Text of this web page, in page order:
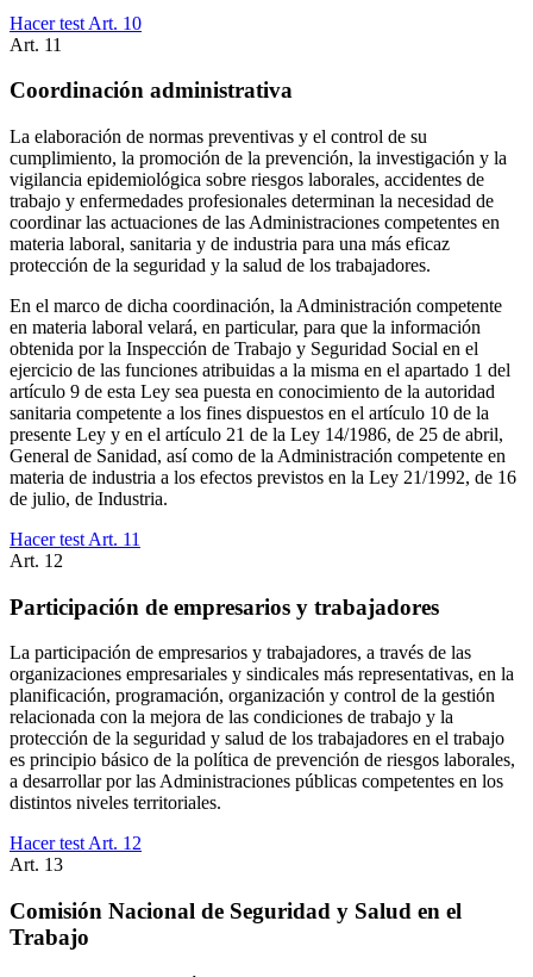
Hacer test Art. 10
Art. 11
Coordinación administrativa
La elaboración de normas preventivas y el control de su
cumplimiento, la promoción de la prevención, la investigación y la
vigilancia epidemiológica sobre riesgos laborales, accidentes de
trabajo y enfermedades profesionales determinan la necesidad de
coordinar las actuaciones de las Administraciones competentes en
materia laboral, sanitaria y de industria para una más eficaz
protección de la seguridad y la salud de los trabajadores.
En el marco de dicha coordinación, la Administración competente
en materia laboral velará, en particular, para que la información
obtenida por la Inspección de Trabajo y Seguridad Social en el
ejercicio de las funciones atribuidas a la misma en el apartado 1 del
artículo 9 de esta Ley sea puesta en conocimiento de la autoridad
sanitaria competente a los fines dispuestos en el artículo 10 de la
presente Ley y en el artículo 21 de la Ley 14/1986, de 25 de abril,
General de Sanidad, así como de la Administración competente en
materia de industria a los efectos previstos en la Ley 21/1992, de 16
de julio, de Industria.
Hacer test Art. 11
Art. 12
Participación de empresarios y trabajadores
La participación de empresarios y trabajadores, a través de las
organizaciones empresariales y sindicales más representativas, en la
planificación, programación, organización y control de la gestión
relacionada con la mejora de las condiciones de trabajo y la
protección de la seguridad y salud de los trabajadores en el trabajo
es principio básico de la política de prevención de riesgos laborales,
a desarrollar por las Administraciones públicas competentes en los
distintos niveles territoriales.
Hacer test Art. 12
Art. 13
Comisión Nacional de Seguridad y Salud en el
Trabajo